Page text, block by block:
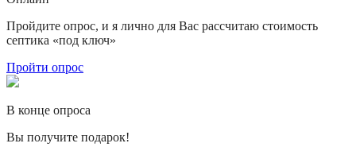
Пройдите опрос, и я лично для Вас рассчитаю стоимость
септика «под ключ»
Пройти опрос
В конце опроса
Вы получите подарок!